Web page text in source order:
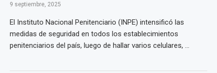
9 septiembre, 2025
El Instituto Nacional Penitenciario (INPE) intensificó las
medidas de seguridad en todos los establecimientos
penitenciarios del país, luego de hallar varios celulares, ...